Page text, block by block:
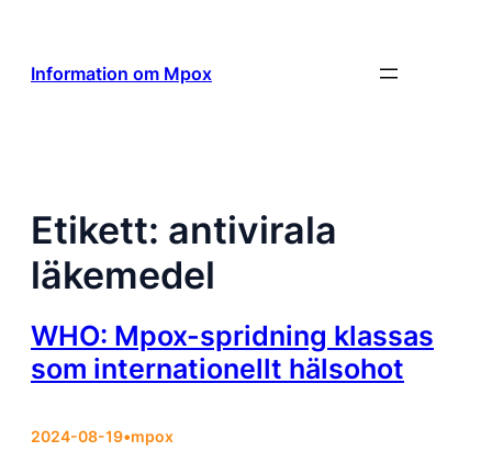
innehåll
Information om Mpox
Etikett: antivirala
läkemedel
WHO: Mpox-spridning klassas
som internationellt hälsohot
2024-08-19•mpox